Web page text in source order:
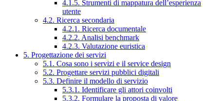
4.1.5. Strumenti di mappatura dell’esperienza
utente
4.2. Ricerca secondaria
4.2.1. Ricerca documentale
4.2.2. Analisi benchmark
4.2.3. Valutazione euristica
5. Progettazione dei servizi
5.1. Cosa sono i servizi e il service design
5.2. Progettare servizi pubblici digitali
5.3. Definire il modello di servizio
5.3.1. Identificare gli attori coinvolti
5.3.2. Formulare la proposta di valore